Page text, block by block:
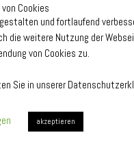
News aus
viel Spass im
Cookies
und fortlaufend
die weitere Nutzung der
von Cookies zu.
Sie in unserer
akzeptieren